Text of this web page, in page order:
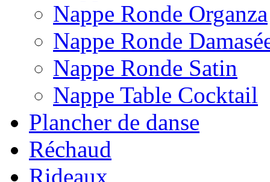
Nappe Ronde Organza
Nappe Ronde
Nappe Ronde Satin
Nappe Table Cocktail
Plancher de danse
Réchaud
Rideaux